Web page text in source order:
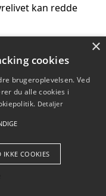
kan redde
støtte bevarelsen
Aps
×
cookies
brugeroplevelsen. Ved
du alle cookies i
Detaljer
IKKE COOKIES